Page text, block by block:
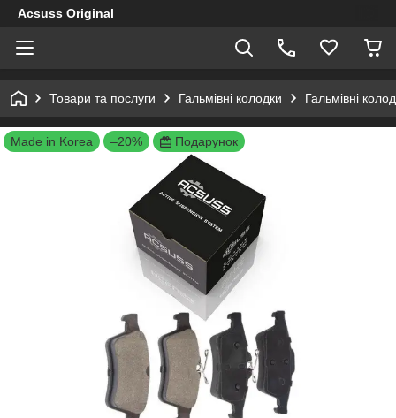
Acsuss Original
Товари та послуги Гальмівні колодки Гальмівні
Made in Korea –20% Подарунок